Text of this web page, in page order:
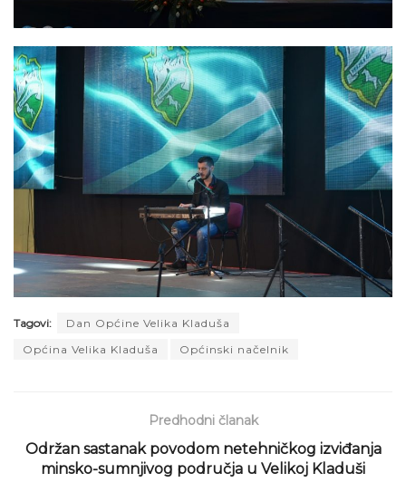
Tagovi:
Dan Općine Velika Kladuša
Općina Velika Kladuša
Općinski načelnik
Predhodni članak
Održan sastanak povodom netehničkog izviđanja
minsko-sumnjivog područja u Velikoj Kladuši